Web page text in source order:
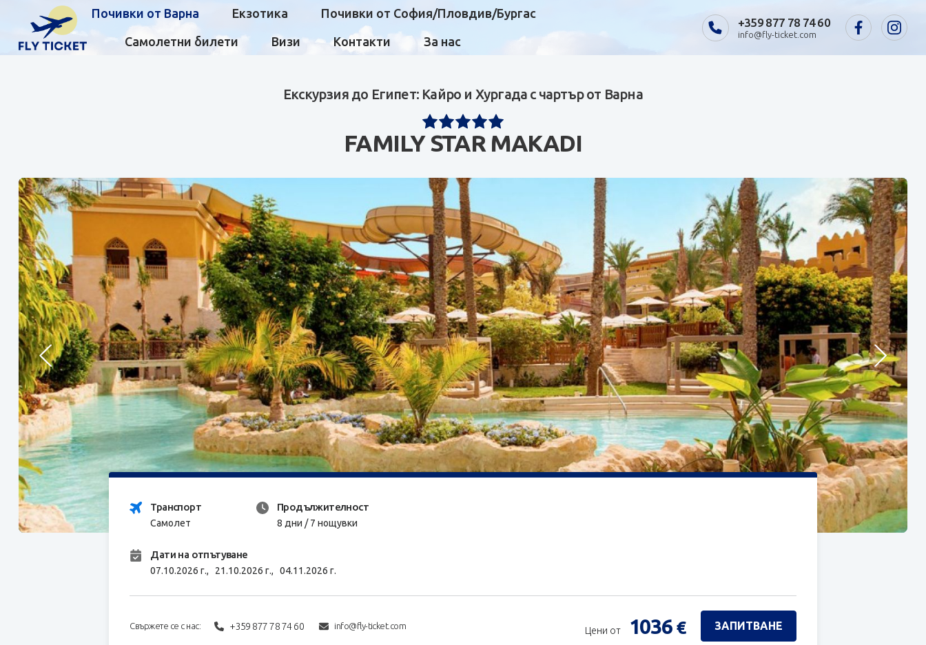
Почивки от Варна Екзотика Почивки от София/Пловдив/Бургас
Самолетни билети Визи Контакти За нас
+359 877 78 74 60
info@fly-ticket.com
Екскурзия до Египет: Кайро и Хургада с чартър от Варна
FAMILY STAR MAKADI
Транспорт
Самолет
Продължителност
8 дни / 7 нощувки
Дати на отпътуване
07.10.2026 г., 21.10.2026 г.,04.11.2026 г.
Свържете се с нас: +359 877 78 74 60 info@fly-ticket.com Цени от 1036 € ЗАПИТВАНЕ